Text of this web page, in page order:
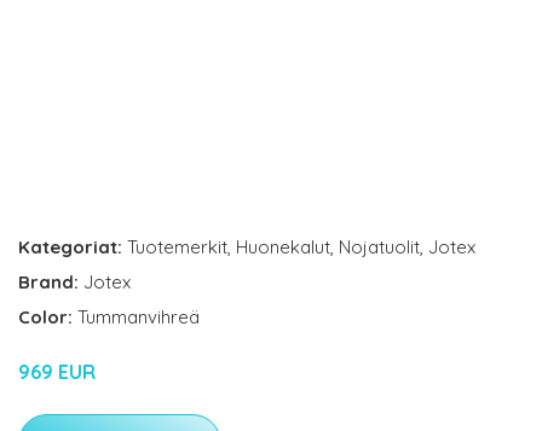
Kategoriat: Tuotemerkit, Huonekalut, Nojatuolit, Jotex
Brand: Jotex
Color: Tummanvihreä
969 EUR